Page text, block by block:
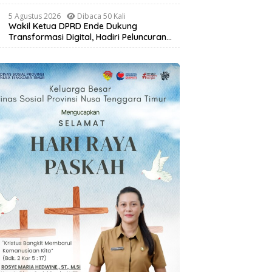
Kaburkan Identitas Daerah
5 Agustus 2026 Dibaca 50 Kali
Wakil Ketua DPRD Ende Dukung
Transformasi Digital, Hadiri Peluncuran
ELiA dan Implementasi SRIKANDI